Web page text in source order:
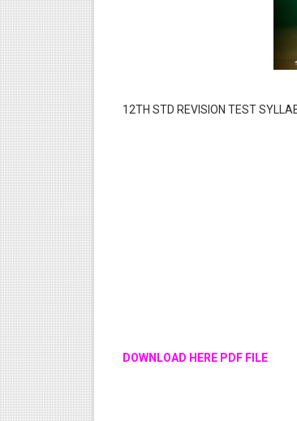
12TH STD REVISION TEST
DOWNLOAD HERE PDF FILE